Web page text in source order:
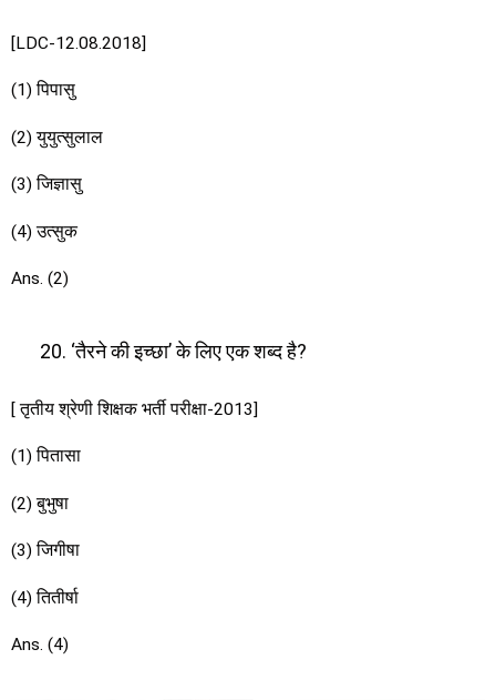
[LDC-12.08.2018]
(1) पिपासु
(2) युयुत्सुलाल
(3) जिज्ञासु
(4) उत्सुक
Ans. (2)
‘तैरने की इच्छा’ के लिए एक शब्द है?
[ तृतीय श्रेणी शिक्षक भर्ती परीक्षा-2013]
(1) पितासा
(2) बुभुषा
(3) जिगीषा
(4) तितीर्षा
Ans. (4)